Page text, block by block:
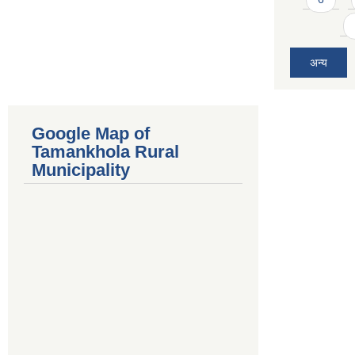
अन्य
Google Map of
Tamankhola Rural
Municipality